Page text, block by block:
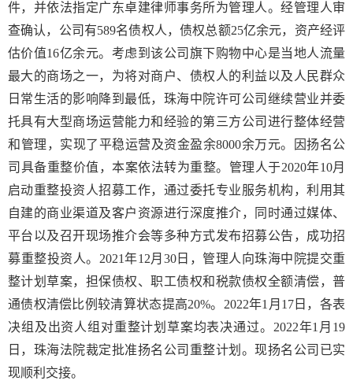
件，并依法指定广东卓建律师事务所为管理人。经管理人审
查确认，公司有589名债权人，债权总额25亿余元，资产经评
估价值16亿余元。考虑到该公司旗下购物中心是当地人流量
最大的商场之一，为将对商户、债权人的利益以及人民群众
日常生活的影响降到最低，珠海中院许可公司继续营业并委
托具有大型商场运营能力和经验的第三方公司进行整体经营
和管理，实现了平稳运营及资金盈余8000余万元。因扬名公
司具备重整价值，本案依法转为重整。管理人于2020年10月
启动重整投资人招募工作，通过委托专业服务机构，利用其
自建的商业渠道及客户资源进行深度推介，同时通过媒体、
平台以及召开现场推介会等多种方式发布招募公告，成功招
募重整投资人。2021年12月30日，管理人向珠海中院提交重
整计划草案，担保债权、职工债权和税款债权全额清偿，普
通债权清偿比例较清算状态提高20%。2022年1月17日，各表
决组及出资人组对重整计划草案均表决通过。2022年1月19
日，珠海法院裁定批准扬名公司重整计划。现扬名公司已实
现顺利交接。